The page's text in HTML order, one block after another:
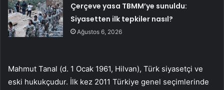
Çerçeve yasa TBMM’ye sunuldu:
Siyasetten ilk tepkiler nasıl?
Ağustos 6, 2026
Mahmut Tanal (d. 1 Ocak 1961, Hilvan), Türk siyasetçi ve
eski hukukçudur. İlk kez 2011 Türkiye genel seçimlerinde